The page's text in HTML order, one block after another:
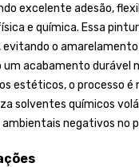
excelente adesão,
e química. Essa
o
acabamento durável
estéticos, o processo é
solventes químicos
negativos no